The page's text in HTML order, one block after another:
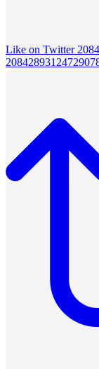
Like on Twitter